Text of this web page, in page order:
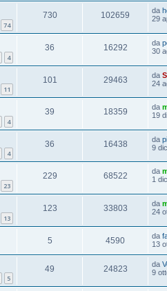
74
730 102659 da
29
4
36 16292 da
30
11
101 29463 da
24
4
39 18359 da
19
4
36 16438 da
9
23
229 68522 da
1
13
123 33803 da
24
5 4590 da
13
5
49 24823 da
9